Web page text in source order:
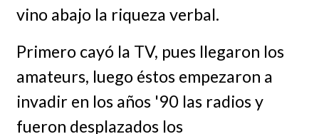
vino abajo la riqueza verbal.
Primero cayó la TV, pues llegaron los
amateurs, luego éstos empezaron a
invadir en los años '90 las radios y
fueron desplazados los